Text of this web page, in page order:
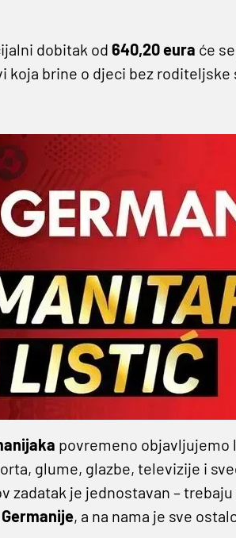
dobitak od 640,20 eura će
koja brine o djeci bez roditeljske
povremeno objavljujemo
glume, glazbe, televizije i
zadatak je jednostavan –
Germanije, a na nama je sve